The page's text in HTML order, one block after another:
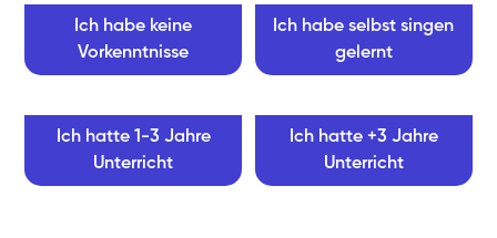
Ich habe keine
Vorkenntnisse
Ich habe selbst singen
gelernt
Ich hatte 1-3 Jahre
Unterricht
Ich hatte +3 Jahre
Unterricht